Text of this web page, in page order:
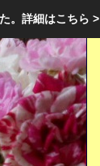
。 詳細はこちら >